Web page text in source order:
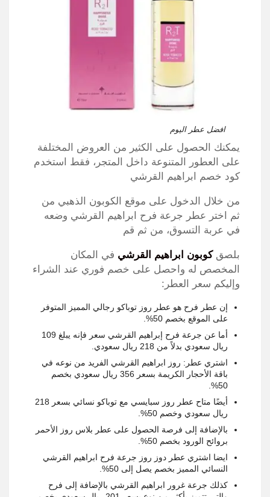
افضل عطر اليوم
يمكنك الحصول على الكثير من العروض المختلفة
على العطور المتنوعة داخل المتجر، فقط استخدم
كود خصم ابراهيم القرشي
من خلال الدخول على موقع الكوبون الذهبي من
ثم اختر عطر جرعة فرح ابراهيم القرشي وضعه
في عربة التسوق، من ثم قم
بلصقكوبون ابراهيم القرشي في المكان
المخصص له واحصل على خصم فوري عند الشراء
وإليكم سعر العطر:
إن عطر فرح هو عطر روز توباكو رجالي المميز المتوفر
على الموقع بخصم 50%.
أما عن جرعة فرح إبراهيم القرشي سعر فإنه يبلغ 109
ريال سعودي بدلاً من 218 ريال سعودي.
اشتري عطر: روز ابراهيم القرشي الفريد من نوعه في
باقة الأحجار الكريمة بسعر 356 ريال سعودي بخصم
50%.
أيضًا متاح عطر روز سبايسي مع توباكو نسائي بسعر 218
ريال سعودي وخصم 50%.
بالإضافة إلى فرصة الحصول على عطر بلاس روز الأحمر
بروائح الورود بخصم 50%.
ايضا اشتري عطر دوز روز جرعة فرح ابراهيم القرشي
النسائي المميز بخصم يصل إلى 50%.
كذلك جرعة غرور ابراهيم القرشي بالإضافة إلى فرح